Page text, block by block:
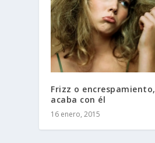
Frizz o encrespamiento,
acaba con él
16 enero, 2015